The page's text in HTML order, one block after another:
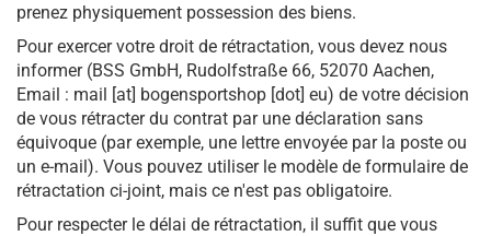
prenez physiquement possession des biens.
Pour exercer votre droit de rétractation, vous devez nous
informer (BSS GmbH, Rudolfstraße 66, 52070 Aachen,
Email : mail [at] bogensportshop [dot] eu) de votre décision
de vous rétracter du contrat par une déclaration sans
équivoque (par exemple, une lettre envoyée par la poste ou
un e-mail). Vous pouvez utiliser le modèle de formulaire de
rétractation ci-joint, mais ce n'est pas obligatoire.
Pour respecter le délai de rétractation, il suffit que vous